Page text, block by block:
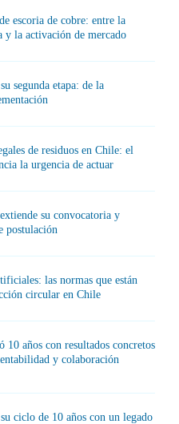
escoria de cobre: entre la
la activación de mercado
segunda etapa: de la
de residuos en Chile: el
la urgencia de actuar
su convocatoria y
postulación
las normas que están
circular en Chile
10 años con resultados concretos
y colaboración
ciclo de 10 años con un legado